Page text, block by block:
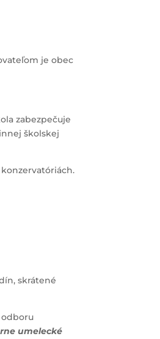
je obec
zabezpečuje
školskej
skrátené
odboru
umelecké